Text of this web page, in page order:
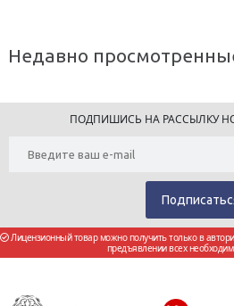
Недавно
ПОДПИШИСЬ НА РАССЫЛКУ
Лицензионный товар можно получить только в
предъявлении всех